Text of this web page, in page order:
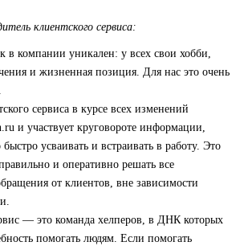
клиентского сервиса:
в компании уникален: у всех свои хобби,
и жизненная позиция. Для нас это очень
сервиса в курсе всех изменений
и участвует круговороте информации,
усваивать и встраивать в работу. Это
и оперативно решать все
от клиентов, вне зависимости
— это команда хелперов, в ДНК которых
помогать людям. Если помогать